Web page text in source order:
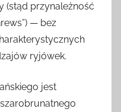
(stąd przynależność
— bez
ryjówek.
jest